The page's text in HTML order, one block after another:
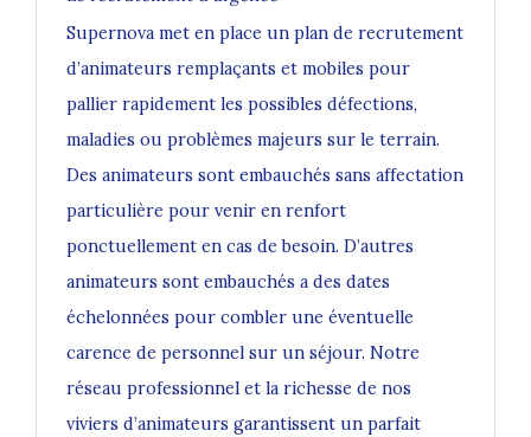
Supernova met en place un plan de recrutement
d’animateurs remplaçants et mobiles pour
pallier rapidement les possibles défections,
maladies ou problèmes majeurs sur le terrain.
Des animateurs sont embauchés sans affectation
particulière pour venir en renfort
ponctuellement en cas de besoin. D’autres
animateurs sont embauchés a des dates
échelonnées pour combler une éventuelle
carence de personnel sur un séjour. Notre
réseau professionnel et la richesse de nos
viviers d’animateurs garantissent un parfait